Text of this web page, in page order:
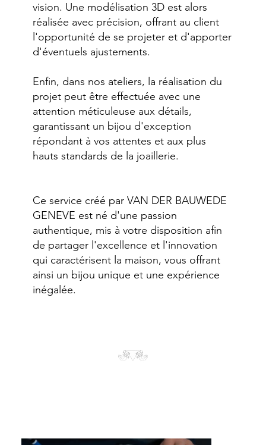
vision. Une modélisation 3D est alors
réalisée avec précision, offrant au client
l'opportunité de se projeter et d'apporter
d'éventuels ajustements.
Enfin, dans nos ateliers, la réalisation du
projet peut être effectuée avec une
attention méticuleuse aux détails,
garantissant un bijou d'exception
répondant à vos attentes et aux plus
hauts standards de la joaillerie.
Ce service créé par VAN DER BAUWEDE
GENEVE est né d'une passion
authentique, mis à votre disposition afin
de partager l'excellence et l'innovation
qui caractérisent la maison, vous offrant
ainsi un bijou unique et une expérience
inégalée.